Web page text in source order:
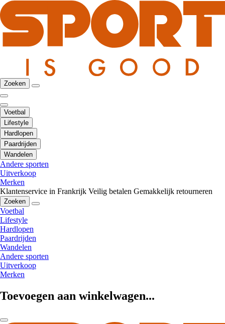
Zoeken
Voetbal
Lifestyle
Hardlopen
Paardrijden
Wandelen
Andere sporten
Uitverkoop
Merken
Klantenservice in Frankrijk Veilig betalen Gemakkelijk retourneren
Zoeken
Voetbal
Lifestyle
Hardlopen
Paardrijden
Wandelen
Andere sporten
Uitverkoop
Merken
Toevoegen aan winkelwagen...